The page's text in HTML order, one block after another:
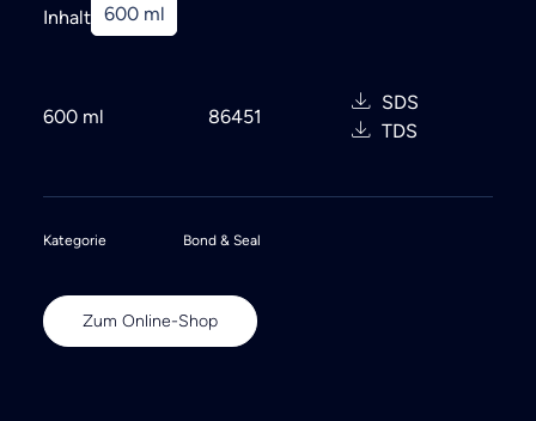
Inhalt 600 ml
600 ml 86451
SDS
TDS
Kategorie Bond & Seal
Zum Online-Shop